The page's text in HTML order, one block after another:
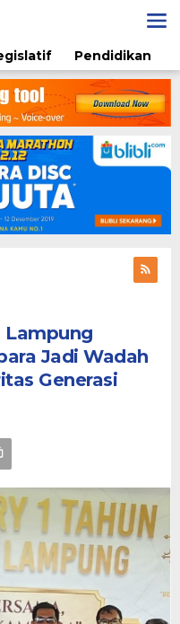
Pendidikan
Lampung
Jadi Wadah
Generasi